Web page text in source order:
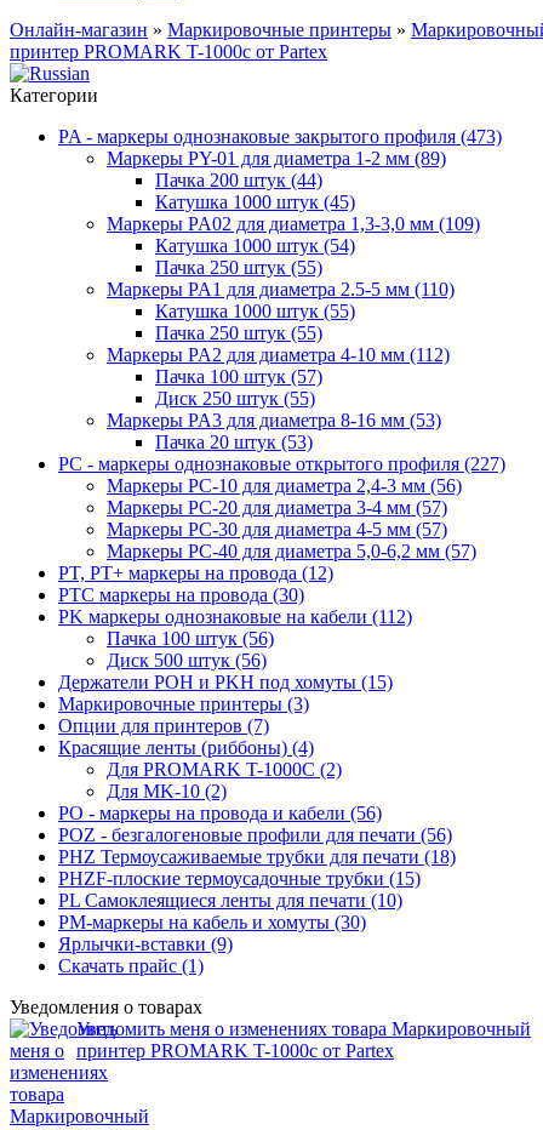
Онлайн-магазин » Маркировочные принтеры »
принтер PROMARK T-1000c от Partex
Категории
PA - маркеры однознаковые закрытого профиля (473)
Маркеры PY-01 для диаметра 1-2 мм (89)
Пачка 200 штук (44)
Катушка 1000 штук (45)
Маркеры PA02 для диаметра 1,3-3,0 мм (109)
Катушка 1000 штук (54)
Пачка 250 штук (55)
Маркеры PA1 для диаметра 2.5-5 мм (110)
Катушка 1000 штук (55)
Пачка 250 штук (55)
Маркеры PA2 для диаметра 4-10 мм (112)
Пачка 100 штук (57)
Диск 250 штук (55)
Маркеры PA3 для диаметра 8-16 мм (53)
Пачка 20 штук (53)
PC - маркеры однознаковые открытого профиля (227)
Маркеры PC-10 для диаметра 2,4-3 мм (56)
Маркеры PC-20 для диаметра 3-4 мм (57)
Маркеры PC-30 для диаметра 4-5 мм (57)
Маркеры PC-40 для диаметра 5,0-6,2 мм (57)
PT, PT+ маркеры на провода (12)
PTC маркеры на провода (30)
PK маркеры однознаковые на кабели (112)
Пачка 100 штук (56)
Диск 500 штук (56)
Держатели POH и PKH под хомуты (15)
Маркировочные принтеры (3)
Опции для принтеров (7)
Красящие ленты (риббоны) (4)
Для PROMARK T-1000C (2)
Для MK-10 (2)
PO - маркеры на провода и кабели (56)
POZ - безгалогеновые профили для печати (56)
PHZ Термоусаживаемые трубки для печати (18)
PHZF-плоские термоусадочные трубки (15)
PL Самоклеящиеся ленты для печати (10)
PM-маркеры на кабель и хомуты (30)
Ярлычки-вставки (9)
Скачать прайс (1)
Уведомления о товарах
Уведомить меня о изменениях товара Маркировочный
принтер PROMARK T-1000c от Partex